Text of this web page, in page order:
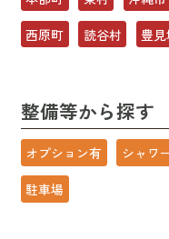
西原町
読谷村 豊
整備等から探す
オプション有 シャワ
駐車場